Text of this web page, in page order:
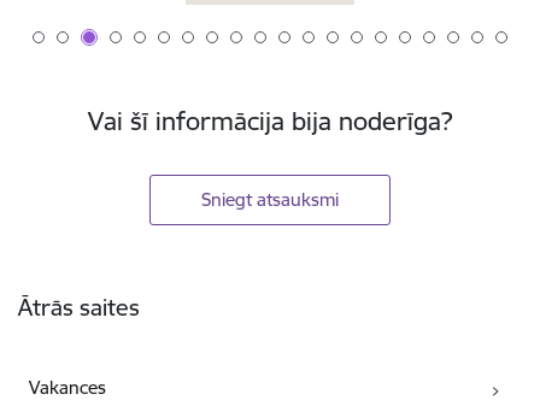
Vai šī informācija bija noderīga?
Sniegt atsauksmi
Ātrās saites
Vakances